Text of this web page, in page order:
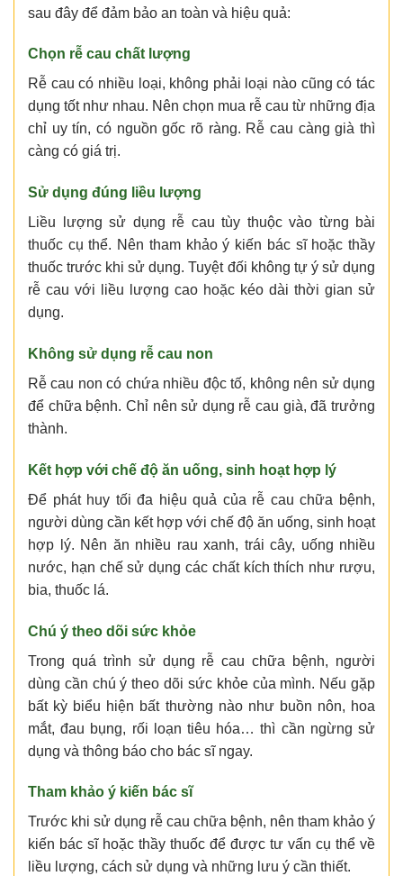
sau đây để đảm bảo an toàn và hiệu quả:
Chọn rễ cau chất lượng
Rễ cau có nhiều loại, không phải loại nào cũng có tác
dụng tốt như nhau. Nên chọn mua rễ cau từ những địa
chỉ uy tín, có nguồn gốc rõ ràng. Rễ cau càng già thì
càng có giá trị.
Sử dụng đúng liều lượng
Liều lượng sử dụng rễ cau tùy thuộc vào từng bài
thuốc cụ thể. Nên tham khảo ý kiến bác sĩ hoặc thầy
thuốc trước khi sử dụng. Tuyệt đối không tự ý sử dụng
rễ cau với liều lượng cao hoặc kéo dài thời gian sử
dụng.
Không sử dụng rễ cau non
Rễ cau non có chứa nhiều độc tố, không nên sử dụng
để chữa bệnh. Chỉ nên sử dụng rễ cau già, đã trưởng
thành.
Kết hợp với chế độ ăn uống, sinh hoạt hợp lý
Để phát huy tối đa hiệu quả của rễ cau chữa bệnh,
người dùng cần kết hợp với chế độ ăn uống, sinh hoạt
hợp lý. Nên ăn nhiều rau xanh, trái cây, uống nhiều
nước, hạn chế sử dụng các chất kích thích như rượu,
bia, thuốc lá.
Chú ý theo dõi sức khỏe
Trong quá trình sử dụng rễ cau chữa bệnh, người
dùng cần chú ý theo dõi sức khỏe của mình. Nếu gặp
bất kỳ biểu hiện bất thường nào như buồn nôn, hoa
mắt, đau bụng, rối loạn tiêu hóa… thì cần ngừng sử
dụng và thông báo cho bác sĩ ngay.
Tham khảo ý kiến bác sĩ
Trước khi sử dụng rễ cau chữa bệnh, nên tham khảo ý
kiến bác sĩ hoặc thầy thuốc để được tư vấn cụ thể về
liều lượng, cách sử dụng và những lưu ý cần thiết.